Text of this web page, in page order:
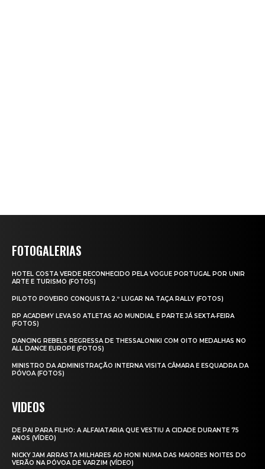
FOTOGALERIAS
HOTEL COSTA VERDE RECONHECIDO PELA VOGUE PORTUGAL POR UNIR
ARTE E TURISMO (FOTOS)
PILOTO POVEIRO CONQUISTA 2.º LUGAR NA TAÇA RALLY (FOTOS)
RP ACADEMY LEVA 50 ATLETAS AO MUNDIAL E PARTE JÁ SEXTA‑FEIRA
(FOTOS)
DANCING REBELS REGRESSA DE THESSALONIKI COM OITO MEDALHAS NO
ALL DANCE EUROPE (FOTOS)
MINISTRO DA ADMINISTRAÇÃO INTERNA VISITA CÂMARA E ESQUADRA DA
PÓVOA (FOTOS)
VIDEOS
DE PAI PARA FILHO: A ALFAIATARIA QUE VESTIU A CIDADE DURANTE 75
ANOS (VÍDEO)
NICKY JAM ARRASTA MILHARES AO HONI NUMA DAS MAIORES NOITES DO
VERÃO NA PÓVOA DE VARZIM (VÍDEO)